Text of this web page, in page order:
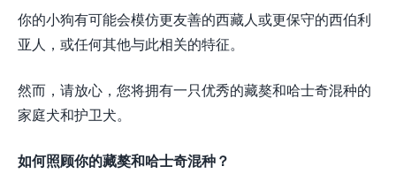
你的小狗有可能会模仿更友善的西藏人或更保守的西伯利
亚人，或任何其他与此相关的特征。
然而，请放心，您将拥有一只优秀的藏獒和哈士奇混种的
家庭犬和护卫犬。
如何照顾你的藏獒和哈士奇混种？